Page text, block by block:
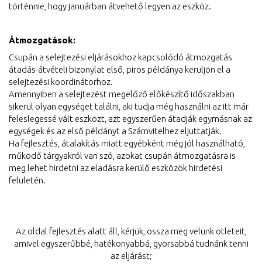
történnie, hogy januárban átvehető legyen az eszköz.
Átmozgatások:
Csupán a selejtezési eljárásokhoz kapcsolódó átmozgatás
átadás-átvételi bizonylat első, piros példánya kerüljön el a
selejtezési koordinátorhoz.
Amennyiben a selejtezést megelőző előkészítő időszakban
sikerül olyan egységet találni, aki tudja még használni az itt már
feleslegessé vált eszközt, azt egyszerűen átadják egymásnak az
egységek és az első példányt a Számvitelhez eljuttatják.
Ha fejlesztés, átalakítás miatt egyébként még jól használható,
működő tárgyakról van szó, azokat csupán átmozgatásra is
meg lehet hirdetni az eladásra kerülő eszközök hirdetési
felületén.
Az oldal fejlesztés alatt áll, kérjük, ossza meg velünk ötleteit,
amivel egyszerűbbé, hatékonyabbá, gyorsabbá tudnánk tenni
az eljárást;